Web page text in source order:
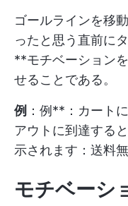
ゴールラインを移
ったと思う直前に
**モチベーション
せることである。
例 ：例**：カート
アウトに到達する
示されます：送料
モチベーシ